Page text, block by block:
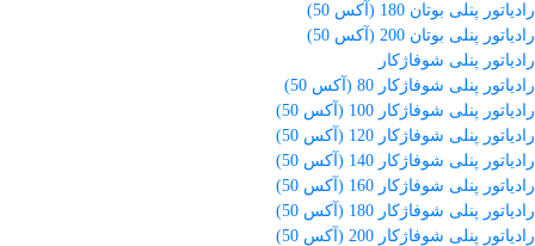
رادیاتور پنلی بوتان 180 (آکس 50)
رادیاتور پنلی بوتان 200 (آکس 50)
رادیاتور پنلی شوفاژکار
رادیاتور پنلی شوفاژکار 80 (آکس 50)
رادیاتور پنلی شوفاژکار 100 (آکس 50)
رادیاتور پنلی شوفاژکار 120 (آکس 50)
رادیاتور پنلی شوفاژکار 140 (آکس 50)
رادیاتور پنلی شوفاژکار 160 (آکس 50)
رادیاتور پنلی شوفاژکار 180 (آکس 50)
رادیاتور پنلی شوفاژکار 200 (آکس 50)